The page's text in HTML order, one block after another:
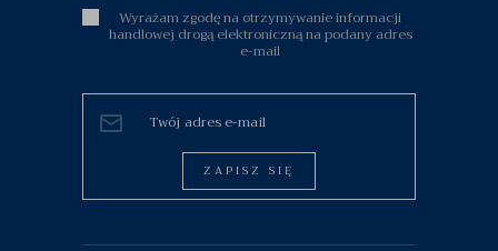
Wyrażam zgodę na otrzymywanie informacji
handlowej drogą elektroniczną na podany adres
e-mail
ZAPISZ SIĘ